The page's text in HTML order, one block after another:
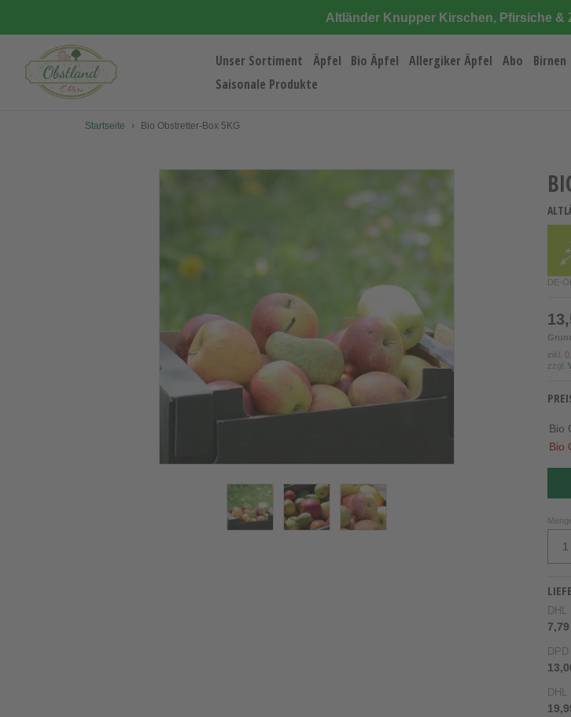
Altländer Knupper Kirschen, Pfirsiche &
Unser Sortiment Äpfel Bio Äpfel Allergiker Äpfel Abo Birnen
Saisonale Produkte
Startseite › Bio Obstretter-Box 5KG
DE-
inkl.
zzgl.
Bio
Bio
Menge
DHL